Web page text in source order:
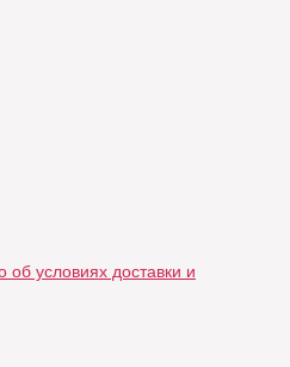
об условиях доставки и